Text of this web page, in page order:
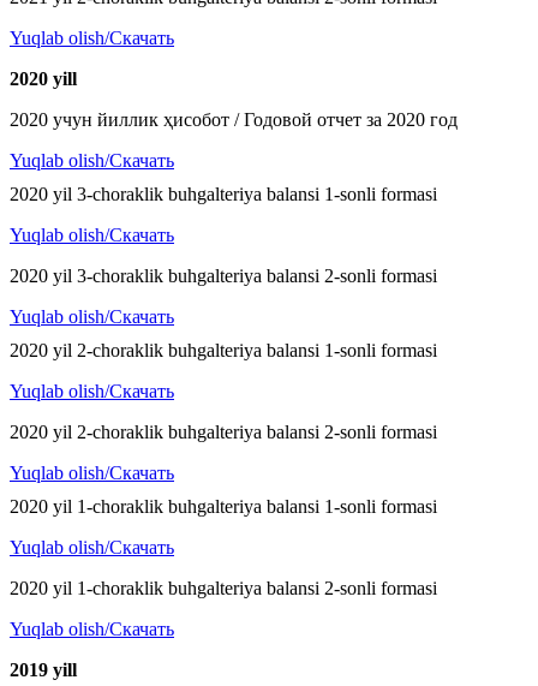
Yuqlab olish/Скачать
2020 yill
2020 учун йиллик ҳисобот / Годовой отчет за 2020 год
Yuqlab olish/Скачать
2020 yil 3-choraklik buhgalteriya balansi 1-sonli formasi
Yuqlab olish/Скачать
2020 yil 3-choraklik buhgalteriya balansi 2-sonli formasi
Yuqlab olish/Скачать
2020 yil 2-choraklik buhgalteriya balansi 1-sonli formasi
Yuqlab olish/Скачать
2020 yil 2-choraklik buhgalteriya balansi 2-sonli formasi
Yuqlab olish/Скачать
2020 yil 1-choraklik buhgalteriya balansi 1-sonli formasi
Yuqlab olish/Скачать
2020 yil 1-choraklik buhgalteriya balansi 2-sonli formasi
Yuqlab olish/Скачать
2019 yill